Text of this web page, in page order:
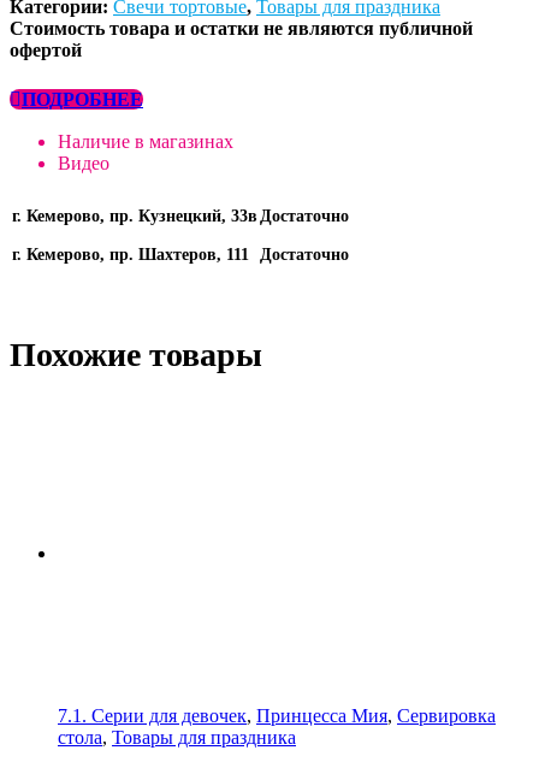
Категории: Свечи тортовые, Товары для праздника
Стоимость товара и остатки не являются публичной
офертой
ПОДРОБНЕЕ
Наличие в магазинах
Видео
г. Кемерово, пр. Кузнецкий, 33в Достаточно
г. Кемерово, пр. Шахтеров, 111 Достаточно
Похожие товары
7.1. Серии для девочек, Принцесса Мия, Сервировка
стола, Товары для праздника